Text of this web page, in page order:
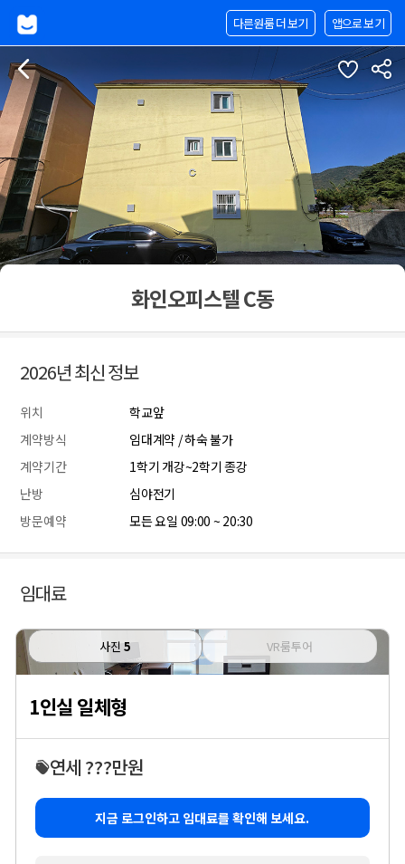
앱으로 보기
다른원룸 더 보기
화인오피스텔 C동
2026년 최신 정보
위치
학교앞
계약방식
임대계약 / 하숙 불가
계약기간
1학기 개강~2학기 종강
난방
심야전기
방문예약
모든 요일 09:00 ~ 20:30
임대료
사진5 VR룸투어
1인실 일체형
연세 ???만원
지금 로그인하고 임대료를 확인해 보세요.